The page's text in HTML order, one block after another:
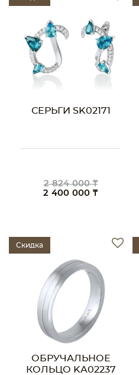
СЕРЬГИ SK02171
2 824 000 ₸
2 400 000 ₸
Скидка
ОБРУЧАЛЬНОЕ
КОЛЬЦО KA02237